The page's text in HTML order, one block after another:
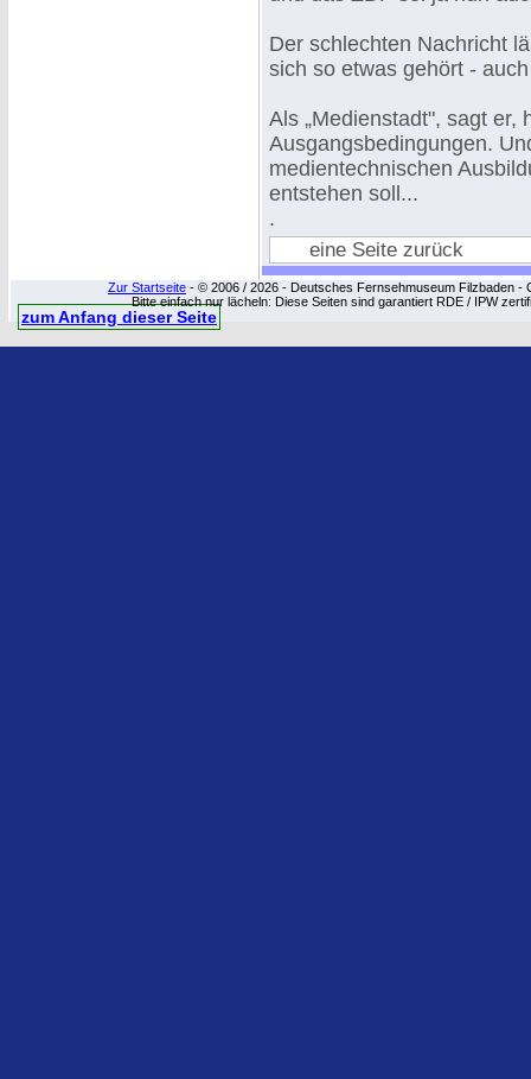
Der schlechten Nachricht
sich so etwas gehört -
Als „Medienstadt", sagt er,
Ausgangsbedingungen.
medientechnischen
entstehen soll...
.
eine Seite zurück
Zur Startseite - © 2006 / 2026 - Deutsches Fernsehmuseum Filzbaden -
Bitte einfach nur lächeln: Diese Seiten sind garantiert RDE / IPW
zum Anfang dieser Seite